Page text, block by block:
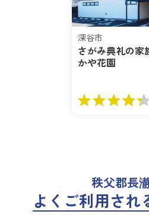
深谷市
さがみ典礼の家
かや花園
秩父郡長
よくご利用され